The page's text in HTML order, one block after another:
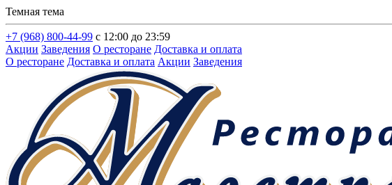
Темная тема
+7 (968) 800-44-99 с 12:00 до 23:59
Акции Заведения О ресторане Доставка и оплата
О ресторане Доставка и оплата Акции Заведения